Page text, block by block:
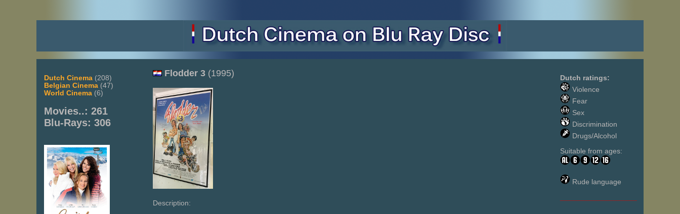
Dutch Cinema (208)
Belgian Cinema (47)
World Cinema (6)
Movies..: 261
Blu-Rays: 306
Dutch ratings:
Violence
Fear
Sex
Discrimination
Drugs/Alcohol
Suitable from ages:
Rude language
Flodder 3 (1995)
Description: